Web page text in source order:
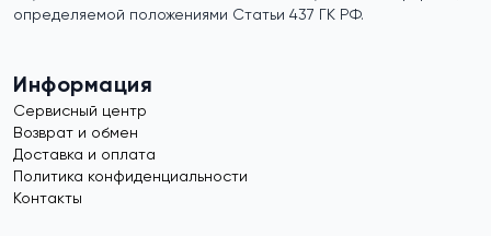
определяемой положениями Статьи 437 ГК РФ.
Информация
Сервисный центр
Возврат и обмен
Доставка и оплата
Политика конфиденциальности
Контакты